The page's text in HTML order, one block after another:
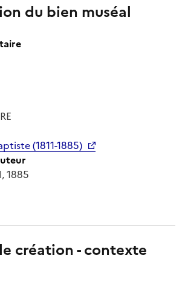
du bien muséal
(1811-1885)
1885
création - contexte